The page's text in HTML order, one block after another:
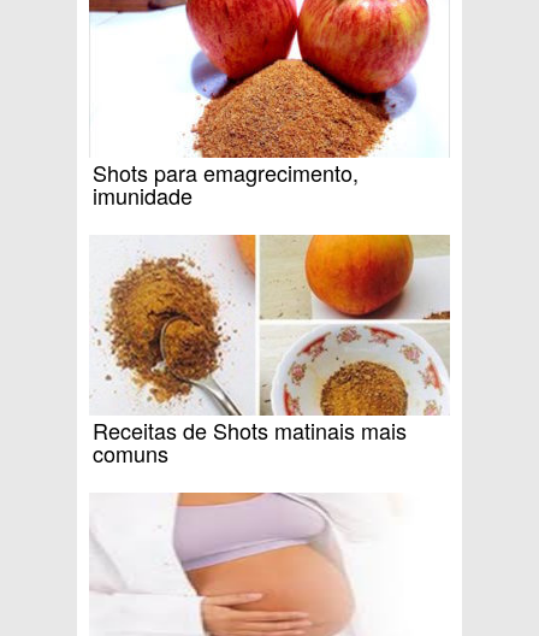
Shots para emagrecimento,
imunidade
Receitas de Shots matinais mais
comuns